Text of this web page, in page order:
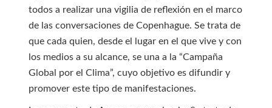
todos a realizar una vigilia de reflexión en el marco
de las conversaciones de Copenhague. Se trata de
que cada quien, desde el lugar en el que vive y con
los medios a su alcance, se una a la “Campaña
Global por el Clima”, cuyo objetivo es difundir y
promover este tipo de manifestaciones.